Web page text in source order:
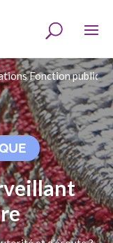
Fonction publique